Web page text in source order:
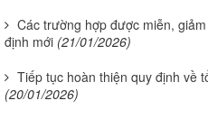
Các trường hợp được miễn,
định mới (21/01/2026)
Tiếp tục hoàn thiện quy định về
(20/01/2026)